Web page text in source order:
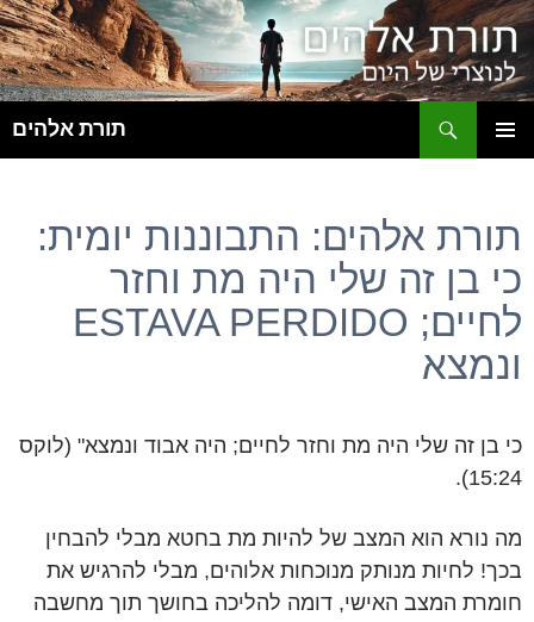
תורת אלהים
תורת אלהים: התבוננות יומית:
כי בן זה שלי היה מת וחזר
לחיים; ESTAVA PERDIDO
ונמצא
כי בן זה שלי היה מת וחזר לחיים; היה אבוד ונמצא" (לוקס
15:24).
מה נורא הוא המצב של להיות מת בחטא מבלי להבחין
בכך! לחיות מנותק מנוכחות אלוהים, מבלי להרגיש את
חומרת המצב האישי, דומה להליכה בחושך תוך מחשבה